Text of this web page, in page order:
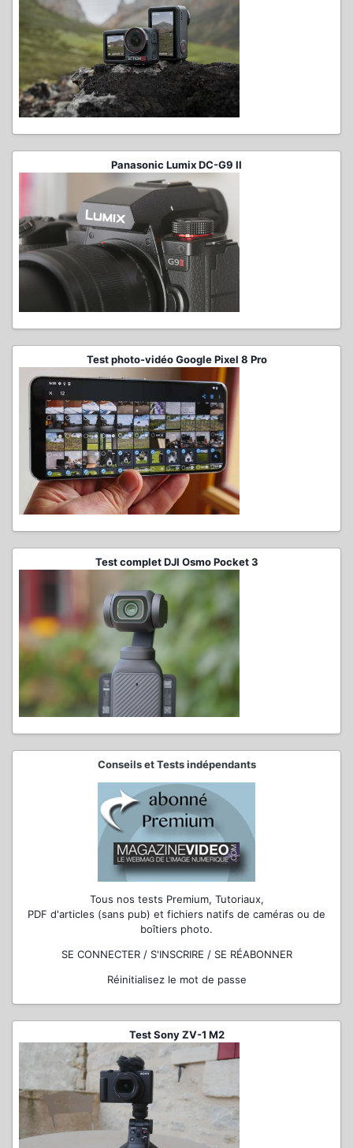
Panasonic Lumix DC-G9 II
Test photo-vidéo Google Pixel 8 Pro
Test complet DJI Osmo Pocket 3
Conseils et Tests indépendants
Tous nos tests Premium, Tutoriaux,
PDF d'articles (sans pub) et fichiers natifs de caméras ou de
boîtiers photo.
SE CONNECTER / S'INSCRIRE / SE RÉABONNER
Réinitialisez le mot de passe
Test Sony ZV-1 M2